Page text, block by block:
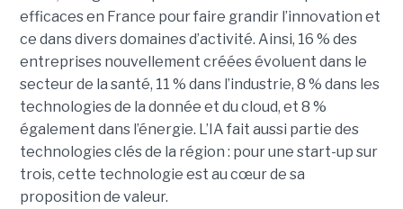
efficaces en France pour faire grandir l’innovation et
ce dans divers domaines d’activité. Ainsi, 16 % des
entreprises nouvellement créées évoluent dans le
secteur de la santé, 11 % dans l’industrie, 8 % dans les
technologies de la donnée et du cloud, et 8 %
également dans l’énergie. L’IA fait aussi partie des
technologies clés de la région : pour une start-up sur
trois, cette technologie est au cœur de sa
proposition de valeur.